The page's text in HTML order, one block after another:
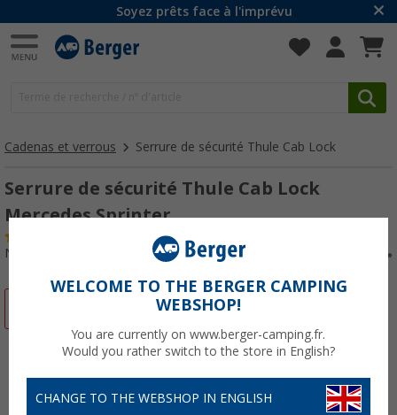
Soyez prêts face à l'imprévu
Cadenas et verrous Serrure de sécurité Thule Cab Lock
Serrure de sécurité Thule Cab Lock
Mercedes Sprinter
N° d'art : 225340
WELCOME TO THE BERGER CAMPING
WEBSHOP!
You are currently on www.berger-camping.fr.
Would you rather switch to the store in English?
CHANGE TO THE WEBSHOP IN ENGLISH